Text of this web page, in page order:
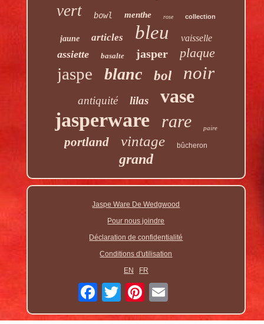
vert bowl menthe rose collection
jaune articles bleu vaisselle
assiette basalte jasper plaque
jaspe blanc bol noir
antiquité lilas vase
jasperware rare paire
portland vintage bûcheron
grand
Jaspe Ware De Wedgwood
Pour nous joindre
Déclaration de confidentialité
Conditions d'utilisation
EN
FR